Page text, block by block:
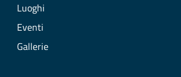
Luoghi
Eventi
Gallerie